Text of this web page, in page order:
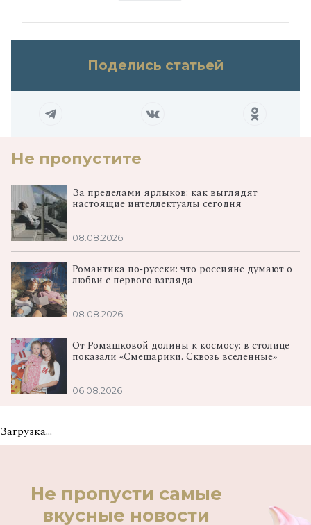
Поделись статьей
Не пропустите
За пределами ярлыков: как выглядят
настоящие интеллектуалы сегодня
08.08.2026
Романтика по‑русски: что россияне думают о
любви с первого взгляда
08.08.2026
От Ромашковой долины к космосу: в столице
показали «Смешарики. Сквозь вселенные»
06.08.2026
Загрузка...
Не пропусти самые
вкусные новости